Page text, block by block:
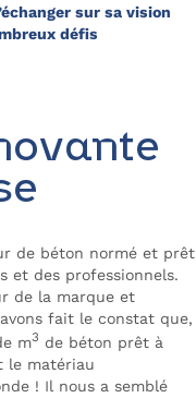
sur sa vision
défis
de béton normé et prêt
et des professionnels.
de la marque et
fait le constat que,
m3 de béton prêt à
le matériau
! Il nous a semblé